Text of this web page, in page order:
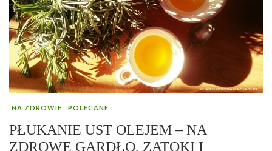
NA ZDROWIE POLECANE
PŁUKANIE UST OLEJEM – NA
ZDROWE GARDŁO, ZATOKI I